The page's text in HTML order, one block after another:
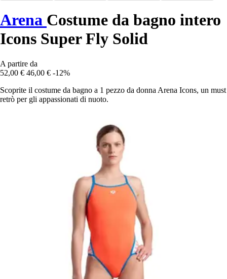
Arena Costume da bagno intero
Icons Super Fly Solid
A partire da
52,00 € 46,00 € -12%
Scoprite il costume da bagno a 1 pezzo da donna Arena Icons, un must
retrò per gli appassionati di nuoto.